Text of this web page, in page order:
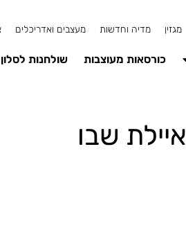
מגזין מדיה וחדשות מעצבים ואדריכלים
כורסאות מעוצבות שולחנות לסלון
איילת שבו